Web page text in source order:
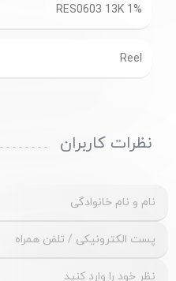
RES0603 13K 1%
Reel
نظرات کاربران